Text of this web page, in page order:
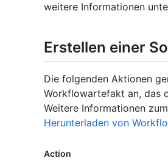
weitere Informationen
Erstellen einer
Die folgenden Aktionen
Workflowartefakt an, das
Weitere Informationen
Herunterladen von
Action